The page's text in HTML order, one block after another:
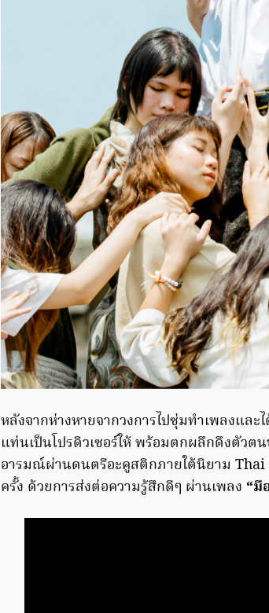
หลังจากห่างหายจากวงการไปซุ่มทำเพลงแล
แท่นเป็นโปรดิวเซอร์ให้ พร้อมตกผลึกดึงตัวตน
อารมณ์ผ่านดนตรีอะคูสติกภายใต้นิยาม Thai
ครั้ง ด้วยการส่งต่อความรู้สึกดีๆ ผ่านเพลง “มื